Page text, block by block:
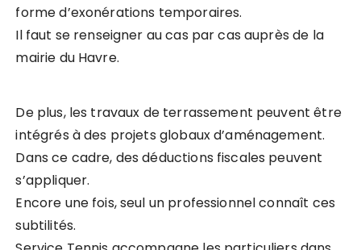
forme d’exonérations temporaires.
Il faut se renseigner au cas par cas auprès de la
mairie du Havre.
De plus, les travaux de terrassement peuvent être
intégrés à des projets globaux d’aménagement.
Dans ce cadre, des déductions fiscales peuvent
s’appliquer.
Encore une fois, seul un professionnel connaît ces
subtilités.